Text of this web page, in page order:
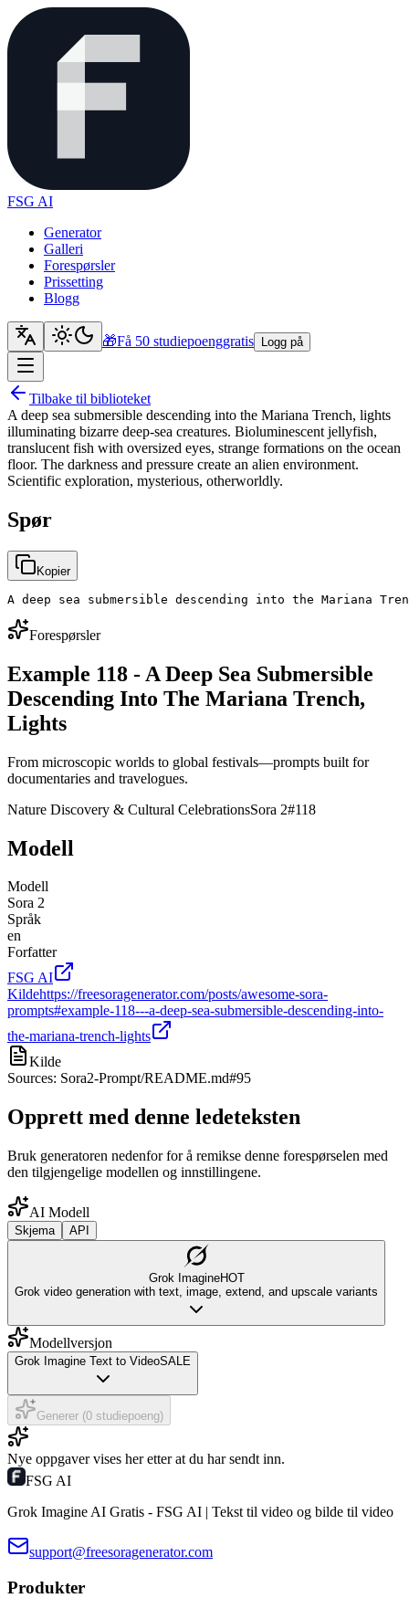
FSG AI
Generator
Galleri
Forespørsler
Prissetting
Blogg
🎁Få 50 studiepoenggratis Logg på
Tilbake til biblioteket
A deep sea submersible descending into the Mariana Trench, lights
illuminating bizarre deep-sea creatures. Bioluminescent jellyfish,
translucent fish with oversized eyes, strange formations on the ocean
floor. The darkness and pressure create an alien environment.
Scientific exploration, mysterious, otherworldly.
Spør
Kopier
A deep sea submersible descending into the
Forespørsler
Example 118 - A Deep Sea Submersible
Descending Into The Mariana Trench,
Lights
From microscopic worlds to global festivals—prompts built for
documentaries and travelogues.
Nature Discovery & Cultural CelebrationsSora 2#118
Modell
Modell
Sora 2
Språk
en
Forfatter
FSG AI
Kildehttps://freesoragenerator.com/posts/awesome-sora-
prompts#example-118---a-deep-sea-submersible-descending-into-
the-mariana-trench-lights
Kilde
Sources: Sora2-Prompt/README.md#95
Opprett med denne ledeteksten
Bruk generatoren nedenfor for å remikse denne forespørselen med
den tilgjengelige modellen og innstillingene.
AI Modell
Skjema API
Grok ImagineHOT
Grok video generation with text, image, extend, and upscale variants
Modellversjon
Grok Imagine Text to VideoSALE
Generer (0 studiepoeng)
Nye oppgaver vises her etter at du har sendt inn.
FSG AI
Grok Imagine AI Gratis - FSG AI | Tekst til video og bilde til video
support@freesoragenerator.com
Produkter